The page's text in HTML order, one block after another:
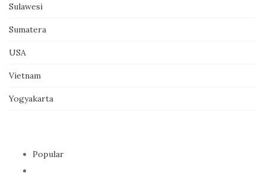
Sulawesi
Sumatera
USA
Vietnam
Yogyakarta
Popular